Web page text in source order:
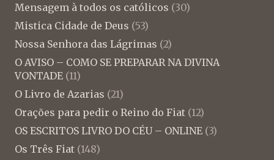
Mensagem à todos os católicos (30)
Mistica Cidade de Deus (53)
Nossa Senhora das Lágrimas (2)
O AVISO – COMO SE PREPARAR NA DIVINA
VONTADE (11)
O Livro de Azarias (21)
Orações para pedir o Reino do Fiat (12)
OS ESCRITOS LIVRO DO CÉU – ONLINE (3)
Os Três Fiat (148)